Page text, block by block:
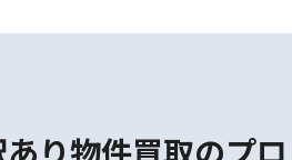
あり物件買取のプ